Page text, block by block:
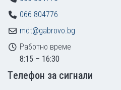
066 804776
mdt@gabrovo.bg
Работно време
8:15 – 16:30
Tелефон за сигнали